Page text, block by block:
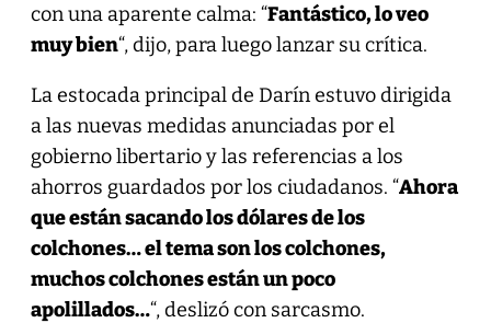
con una aparente calma: “Fantástico, lo veo
muy bien“, dijo, para luego lanzar su crítica.
La estocada principal de Darín estuvo dirigida
a las nuevas medidas anunciadas por el
gobierno libertario y las referencias a los
ahorros guardados por los ciudadanos. “Ahora
que están sacando los dólares de los
colchones… el tema son los colchones,
muchos colchones están un poco
apolillados…“, deslizó con sarcasmo.